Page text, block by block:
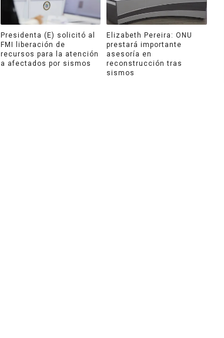
Presidenta (E) solicitó al
FMI liberación de
recursos para la atención
a afectados por sismos
Elizabeth Pereira: ONU
prestará importante
asesoría en
reconstrucción tras
sismos